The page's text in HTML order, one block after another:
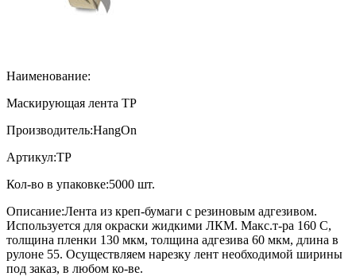
Наименование:
Маскирующая лента TP
Производитель:HangOn
Артикул:TP
Кол-во в упаковке:5000 шт.
Описание:Лента из креп-бумаги с резиновым адгезивом.
Используется для окраски жидкими ЛКМ. Макс.т-ра 160 С,
толщина пленки 130 мкм, толщина адгезива 60 мкм, длина в
рулоне 55. Осуществляем нарезку лент необходимой ширины
под заказ, в любом ко-ве.